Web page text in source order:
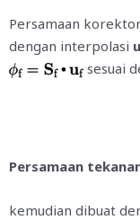
Persamaan
dengan interpolasi u
sesuai
Persamaan
kemudian dibuat